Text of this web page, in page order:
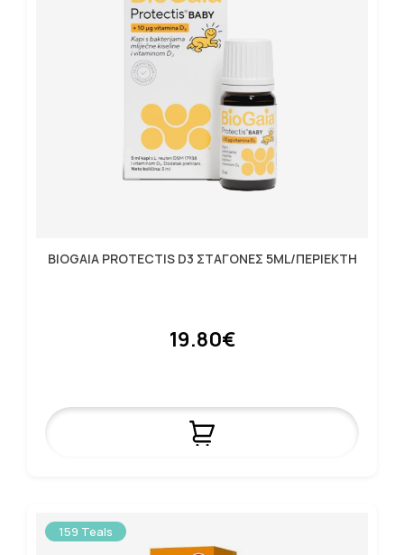
BIOGAIA PROTECTIS D3 ΣΤΑΓΟΝΕΣ 5ML/ΠΕΡΙΕΚΤΗ
19.80€
159 Teals